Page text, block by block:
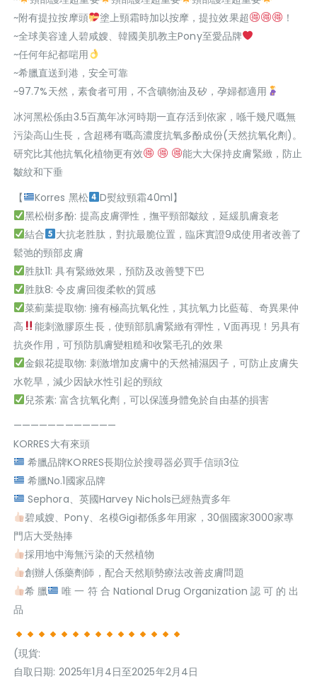
~附有提拉按摩頭
塗上頸霜時加以按摩，提拉效果超
！
~全球美容達人碧咸嫂、韓國美肌教主Pony至愛品牌
~任何年紀都啱用
~希臘直送到港，安全可靠
~97.7%天然，素食者可用，不含礦物油及矽，孕婦都適用
冰河黑松係由3.5百萬年冰河時期一直存活到依家，喺千幾尺嘅無
污染高山生長，含超稀有嘅高濃度抗氧多酚成份(天然抗氧化劑)。
研究比其他抗氧化植物更有效
能大大保持皮膚緊緻，防止
皺紋和下垂
【
Korres 黑松
D熨紋頸霜40ml】
黑松樹多酚: 提高皮膚彈性，撫平頸部皺紋，延緩肌膚衰老
結合
大抗老胜肽，對抗最脆位置，臨床實證9成使用者改善了
鬆弛的頸部皮膚
胜肽11: 具有緊緻效果，預防及改善雙下巴
胜肽8: 令皮膚回復柔軟的質感
菜薊葉提取物: 擁有極高抗氧化性，其抗氧力比藍莓、奇異果仲
高
能刺激膠原生長，使頸部肌膚緊緻有彈性，V面再現！另具有
抗炎作用，可預防肌膚變粗糙和收緊毛孔的效果
金銀花提取物: 刺激增加皮膚中的天然補濕因子，可防止皮膚失
水乾旱，減少因缺水性引起的頸紋
兒茶素: 富含抗氧化劑，可以保護身體免於自由基的損害
————————————
KORRES大有來頭
希臘品牌KORRES長期位於搜尋器必買手信頭3位
希臘No.1國家品牌
Sephora、英國Harvey Nichols已經熱賣多年
碧咸嫂、Pony、名模Gigi都係多年用家，30個國家3000家專
門店大受熱捧
採用地中海無污染的天然植物
創辦人係藥劑師，配合天然順勢療法改善皮膚問題
希 臘
唯 一 符 合 National Drug Organization 認 可 的 出
品
(現貨:
自取日期: 2025年1月4日至2025年2月4日